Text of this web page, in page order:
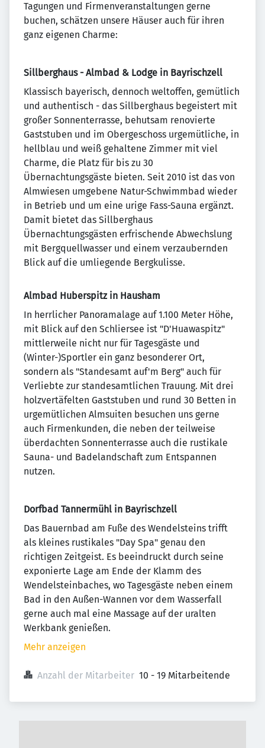
Tagungen und Firmenveranstaltungen gerne
buchen, schätzen unsere Häuser auch für ihren
ganz eigenen Charme:
Sillberghaus - Almbad & Lodge in Bayrischzell
Klassisch bayerisch, dennoch weltoffen, gemütlich
und authentisch - das Sillberghaus begeistert mit
großer Sonnenterrasse, behutsam renovierte
Gaststuben und im Obergeschoss urgemütliche, in
hellblau und weiß gehaltene Zimmer mit viel
Charme, die Platz für bis zu 30
Übernachtungsgäste bieten. Seit 2010 ist das von
Almwiesen umgebene Natur-Schwimmbad wieder
in Betrieb und um eine urige Fass-Sauna ergänzt.
Damit bietet das Sillberghaus
Übernachtungsgästen erfrischende Abwechslung
mit Bergquellwasser und einem verzaubernden
Blick auf die umliegende Bergkulisse.
Almbad Huberspitz in Hausham
In herrlicher Panoramalage auf 1.100 Meter Höhe,
mit Blick auf den Schliersee ist "D'Huawaspitz"
mittlerweile nicht nur für Tagesgäste und
(Winter-)Sportler ein ganz besonderer Ort,
sondern als "Standesamt auf'm Berg" auch für
Verliebte zur standesamtlichen Trauung. Mit drei
holzvertäfelten Gaststuben und rund 30 Betten in
urgemütlichen Almsuiten besuchen uns gerne
auch Firmenkunden, die neben der teilweise
überdachten Sonnenterrasse auch die rustikale
Sauna- und Badelandschaft zum Entspannen
nutzen.
Dorfbad Tannermühl in Bayrischzell
Das Bauernbad am Fuße des Wendelsteins trifft
als kleines rustikales "Day Spa" genau den
richtigen Zeitgeist. Es beeindruckt durch seine
exponierte Lage am Ende der Klamm des
Wendelsteinbaches, wo Tagesgäste neben einem
Bad in den Außen-Wannen vor dem Wasserfall
gerne auch mal eine Massage auf der uralten
Werkbank genießen.
Mehr anzeigen
Anzahl der Mitarbeiter 10 - 19 Mitarbeitende